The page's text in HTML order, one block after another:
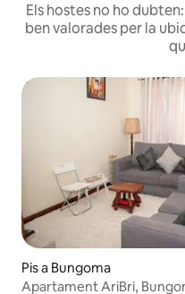
Els hostes no ho
ben valorades per la
Pis a Bungoma
Apartament AriBri,